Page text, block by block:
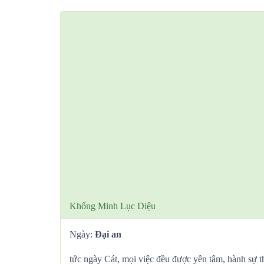
Khổng Minh Lục Diệu
Ngày: Đại an
tức ngày Cát, mọi việc đều được yên tâm, hành sự